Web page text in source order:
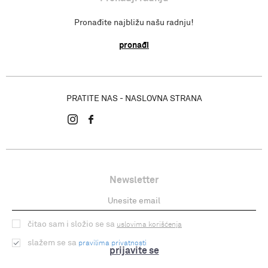
Pronađite najbližu našu radnju!
pronađi
PRATITE NAS - NASLOVNA STRANA
Newsletter
prijavite se
čitao sam i složio se sa uslovima korišćenja
slažem se sa pravilima privatnosti